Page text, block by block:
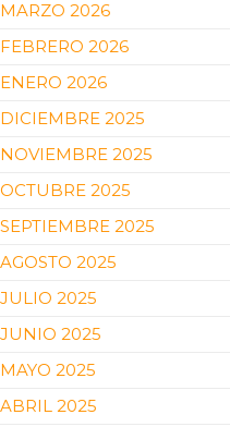
MARZO 2026
FEBRERO 2026
ENERO 2026
DICIEMBRE 2025
NOVIEMBRE 2025
OCTUBRE 2025
SEPTIEMBRE 2025
AGOSTO 2025
JULIO 2025
JUNIO 2025
MAYO 2025
ABRIL 2025